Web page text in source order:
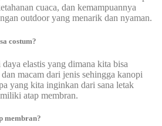
cuaca, dan kemampuannya
outdoor yang menarik dan nyaman.
costum?
elastis yang dimana kita bisa
macam dari jenis sehingga kanopi
yang kita inginkan dari sana letak
atap membran.
membran?